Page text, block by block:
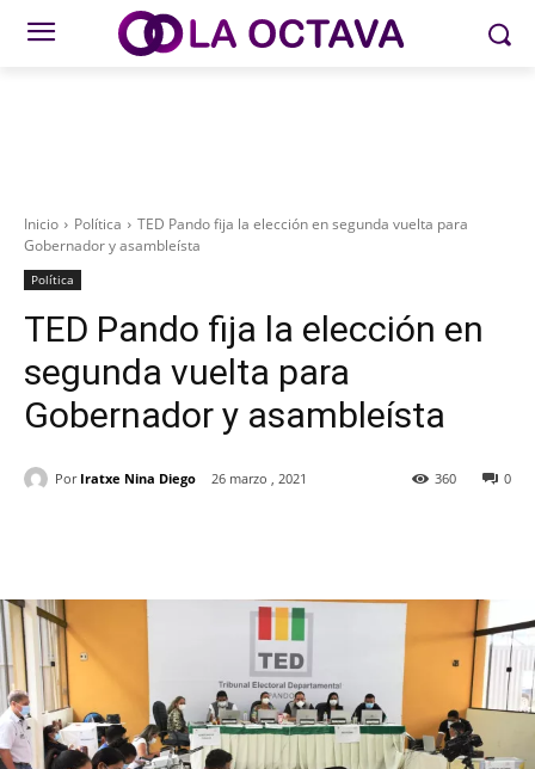
Inicio Política
TED Pando fija la elección en segunda vuelta para
Gobernador y asambleísta
Política
TED Pando fija la elección en
segunda vuelta para
Gobernador y asambleísta
Por Iratxe Nina Diego 26 marzo , 2021 0
360